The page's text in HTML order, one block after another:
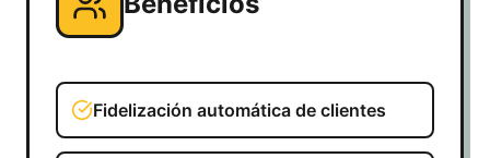
Fidelización automática de clientes